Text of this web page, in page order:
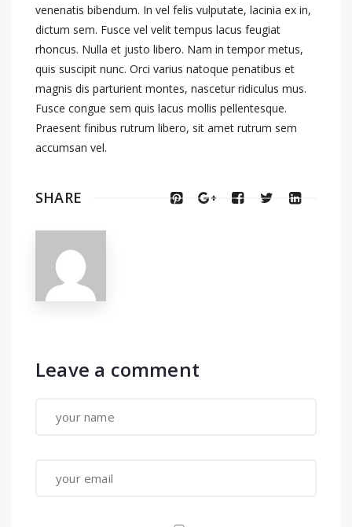
venenatis bibendum. In vel felis vulputate, lacinia ex in,
dictum sem. Fusce vel velit tempus lacus feugiat
rhoncus. Nulla et justo libero. Nam in tempor metus,
quis suscipit nunc. Orci varius natoque penatibus et
magnis dis parturient montes, nascetur ridiculus mus.
Fusce congue sem quis lacus mollis pellentesque.
Praesent finibus rutrum libero, sit amet rutrum sem
accumsan vel.
SHARE
Leave a comment